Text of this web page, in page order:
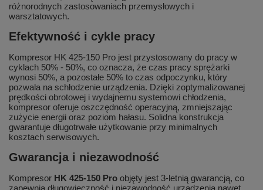
różnorodnych zastosowaniach przemysłowych i
warsztatowych.
Efektywność i cykle pracy
Kompresor HK 425-150 Pro jest przystosowany do pracy w
cyklach 50% - 50%, co oznacza, że czas pracy sprężarki
wynosi 50%, a pozostałe 50% to czas odpoczynku, który
pozwala na schłodzenie urządzenia. Dzięki zoptymalizowanej
prędkości obrotowej i wydajnemu systemowi chłodzenia,
kompresor oferuje oszczędność operacyjną, zmniejszając
zużycie energii oraz poziom hałasu. Solidna konstrukcja
gwarantuje długotrwałe użytkowanie przy minimalnych
kosztach serwisowych.
Gwarancja i niezawodność
Kompresor HK 425-150 Pro objęty jest 3-letnią gwarancją, co
zapewnia długowieczność i niezawodność urządzenia nawet